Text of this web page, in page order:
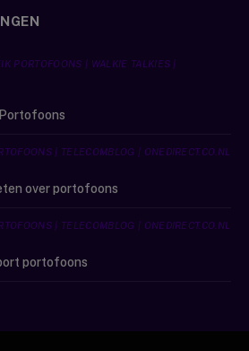
PORTOFOONS | WALKIE TALKIES |
| TELECOMBLOG | ONEDIRECT.CO.NL
over portofoons
| TELECOMBLOG | ONEDIRECT.CO.NL
portofoons